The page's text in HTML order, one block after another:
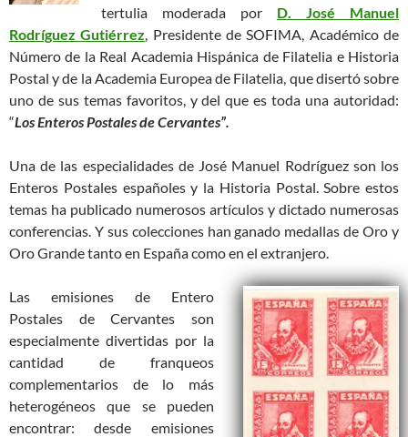
tertulia moderada por D. José Manuel
Rodríguez Gutiérrez, Presidente de SOFIMA, Académico de
Número de la Real Academia Hispánica de Filatelia e Historia
Postal y de la Academia Europea de Filatelia, que disertó sobre
uno de sus temas favoritos, y del que es toda una autoridad:
“Los Enteros Postales de Cervantes”.
Una de las especialidades de José Manuel Rodríguez son los
Enteros Postales españoles y la Historia Postal. Sobre estos
temas ha publicado numerosos artículos y dictado numerosas
conferencias. Y sus colecciones han ganado medallas de Oro y
Oro Grande tanto en España como en el extranjero.
Las emisiones de Entero
Postales de Cervantes son
especialmente divertidas por la
cantidad de franqueos
complementarios de lo más
heterogéneos que se pueden
encontrar: desde emisiones